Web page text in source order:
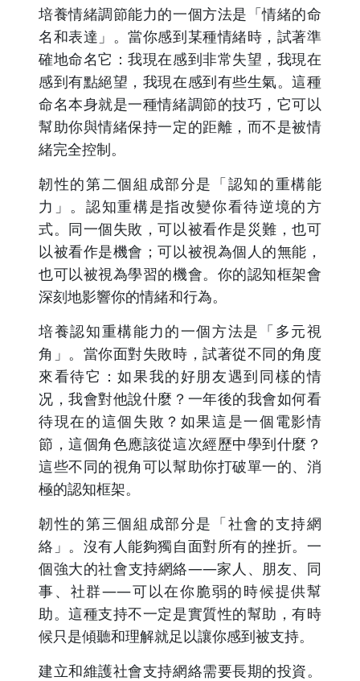
培養情緒調節能力的一個方法是「情緒的命
名和表達」。當你感到某種情緒時，試著準
確地命名它：我現在感到非常失望，我現在
感到有點絕望，我現在感到有些生氣。這種
命名本身就是一種情緒調節的技巧，它可以
幫助你與情緒保持一定的距離，而不是被情
緒完全控制。
韌性的第二個組成部分是「認知的重構能
力」。認知重構是指改變你看待逆境的方
式。同一個失敗，可以被看作是災難，也可
以被看作是機會；可以被視為個人的無能，
也可以被視為學習的機會。你的認知框架會
深刻地影響你的情緒和行為。
培養認知重構能力的一個方法是「多元視
角」。當你面對失敗時，試著從不同的角度
來看待它：如果我的好朋友遇到同樣的情
况，我會對他說什麼？一年後的我會如何看
待現在的這個失敗？如果這是一個電影情
節，這個角色應該從這次經歷中學到什麼？
這些不同的視角可以幫助你打破單一的、消
極的認知框架。
韌性的第三個組成部分是「社會的支持網
絡」。沒有人能夠獨自面對所有的挫折。一
個強大的社會支持網絡——家人、朋友、同
事、社群——可以在你脆弱的時候提供幫
助。這種支持不一定是實質性的幫助，有時
候只是傾聽和理解就足以讓你感到被支持。
建立和維護社會支持網絡需要長期的投資。